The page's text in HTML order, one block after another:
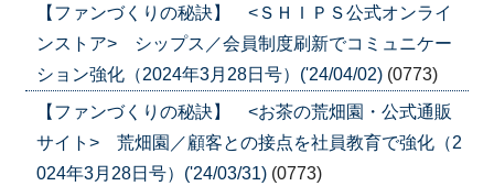
【ファンづくりの秘訣】 <ＳＨＩＰＳ公式オンライ
ンストア> シップス／会員制度刷新でコミュニケー
ション強化（2024年3月28日号）('24/04/02) (0773)
【ファンづくりの秘訣】 <お茶の荒畑園・公式通販
サイト> 荒畑園／顧客との接点を社員教育で強化（2
024年3月28日号）('24/03/31) (0773)